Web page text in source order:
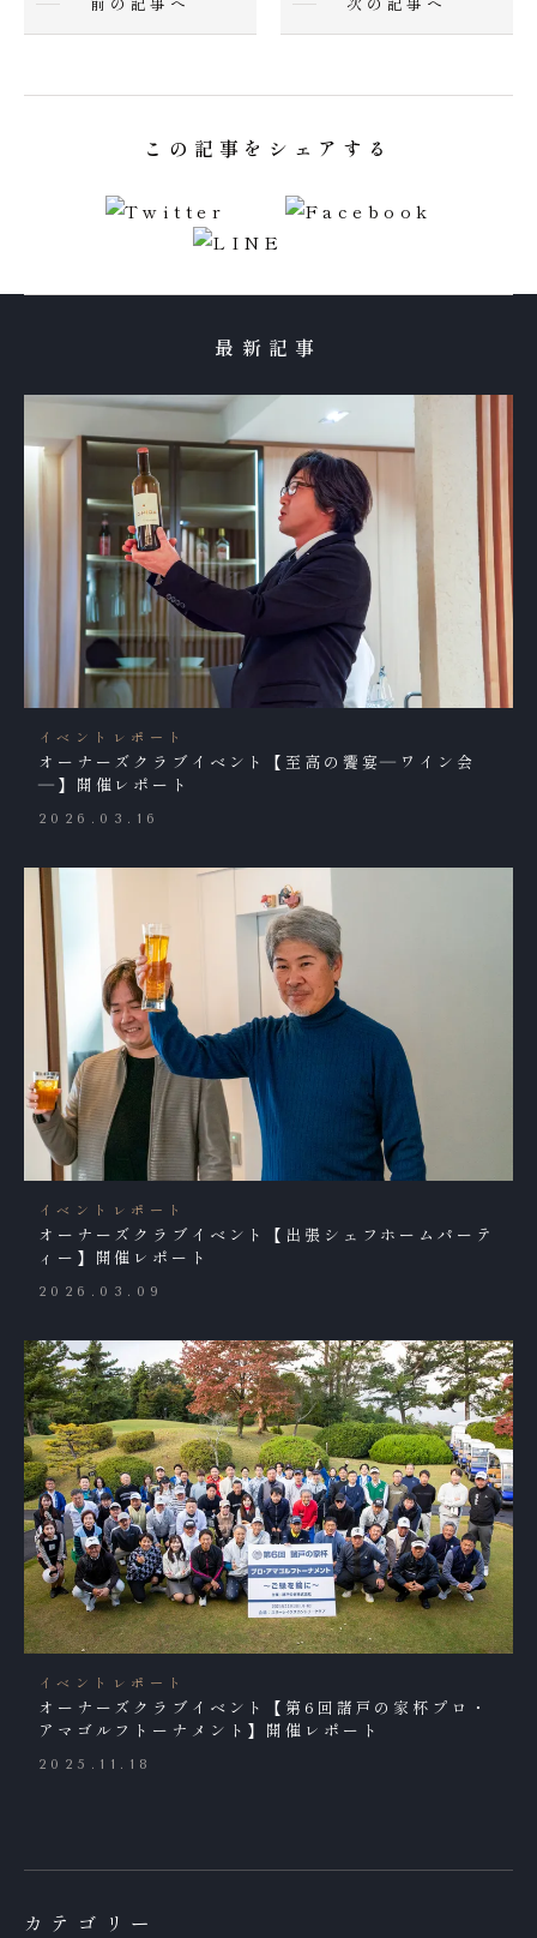
この記事をシェアする
最新記事
イベントレポート
オーナーズクラブイベント【至高の饗宴―ワイン会
―】開催レポート
2026.03.16
イベントレポート
オーナーズクラブイベント【出張シェフホームパーテ
ィー】開催レポート
2026.03.09
イベントレポート
オーナーズクラブイベント【第6回諸戸の家杯プロ・
アマゴルフトーナメント】開催レポート
2025.11.18
カテゴリー